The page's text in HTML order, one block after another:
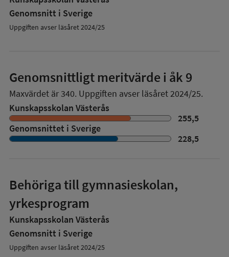
Genomsnitt i Sverige
Uppgiften avser läsåret 2024/25
Genomsnittligt meritvärde i åk 9
Maxvärdet är 340. Uppgiften avser läsåret 2024/25.
Kunskapsskolan Västerås
255,5
Genomsnittet i Sverige
228,5
Behöriga till gymnasieskolan,
yrkesprogram
Kunskapsskolan Västerås
Genomsnitt i Sverige
Uppgiften avser läsåret 2024/25